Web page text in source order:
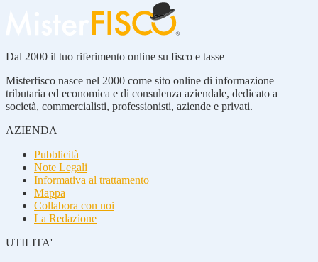
Dal 2000 il tuo riferimento online su fisco e tasse
Misterfisco nasce nel 2000 come sito online di informazione
tributaria ed economica e di consulenza aziendale, dedicato a
società, commercialisti, professionisti, aziende e privati.
AZIENDA
Pubblicità
Note Legali
Informativa al trattamento
Mappa
Collabora con noi
La Redazione
UTILITA'